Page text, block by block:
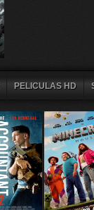
PELICULAS HD